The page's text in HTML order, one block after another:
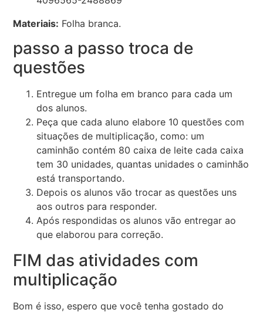
Materiais: Folha branca.
passo a passo troca de
questões
Entregue um folha em branco para cada um
dos alunos.
Peça que cada aluno elabore 10 questões com
situações de multiplicação, como: um
caminhão contém 80 caixa de leite cada caixa
tem 30 unidades, quantas unidades o caminhão
está transportando.
Depois os alunos vão trocar as questões uns
aos outros para responder.
Após respondidas os alunos vão entregar ao
que elaborou para correção.
FIM das atividades com
multiplicação
Bom é isso, espero que você tenha gostado do